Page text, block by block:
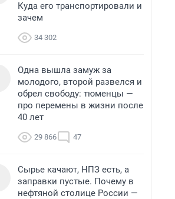
Куда его транспортировали и
зачем
34 302
Одна вышла замуж за
молодого, второй развелся и
обрел свободу: тюменцы —
про перемены в жизни после
40 лет
29 866 47
Сырье качают, НПЗ есть, а
заправки пустые. Почему в
нефтяной столице России —